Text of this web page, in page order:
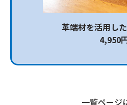
革端材を活用し
4,950
一覧ページ